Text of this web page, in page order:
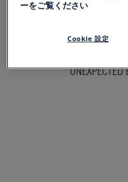
UNEXPECTED
ーをご覧ください
Cookie 設定